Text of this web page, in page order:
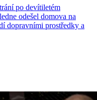
po devítiletém
odešel domova na
dopravními prostředky a